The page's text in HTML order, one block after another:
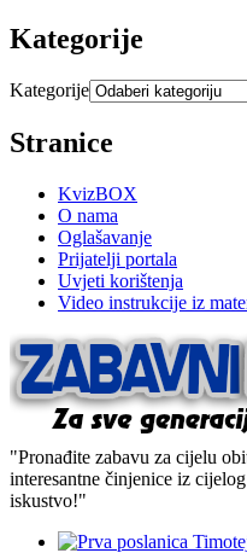
Kategorije
Kategorije
Stranice
KvizBOX
O nama
Oglašavanje
Prijatelji portala
Uvjeti korištenja
Video instrukcije iz
"Pronađite zabavu za cijelu
interesantne činjenice iz
iskustvo!"